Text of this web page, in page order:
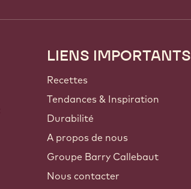
Footer
Callebaut
LIENS IMPORTANTS
Recettes
Tendances & Inspiration
Durabilité
A propos de nous
Groupe Barry Callebaut
Nous contacter